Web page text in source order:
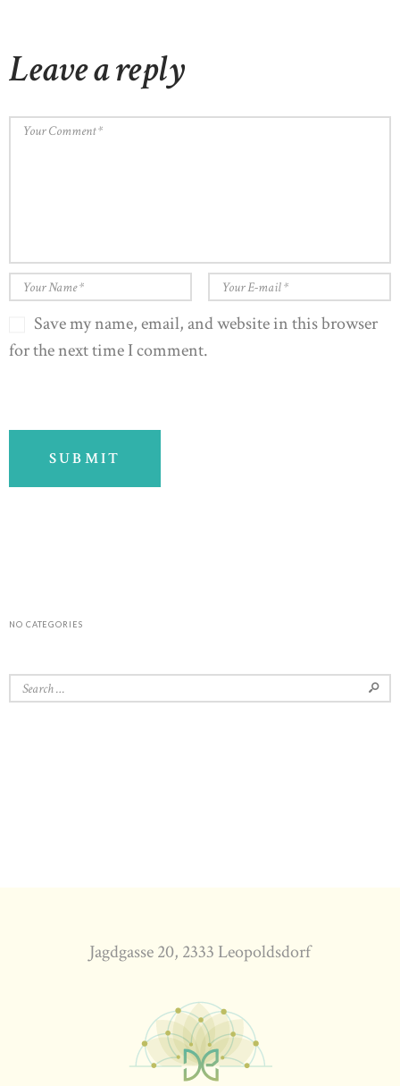
Leave a reply
Save my name, email, and website in this browser
for the next time I comment.
NO CATEGORIES
Search for:
Jagdgasse 20, 2333 Leopoldsdorf